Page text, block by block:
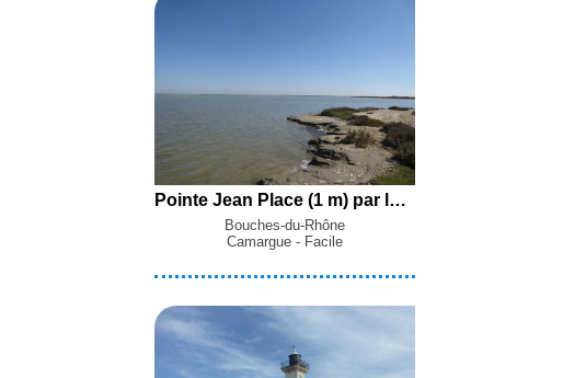
Pointe Jean Place (1 m) par le Pertuis de la Fourcade et la Digue à la mer depuis les Saintes-Maries-de-la-Mer
Bouches-du-Rhône
Camargue - Facile